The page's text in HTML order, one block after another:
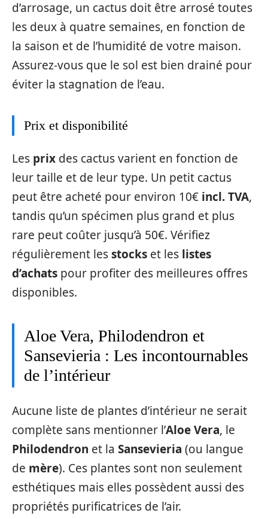
d’arrosage, un cactus doit être arrosé toutes
les deux à quatre semaines, en fonction de
la saison et de l’humidité de votre maison.
Assurez-vous que le sol est bien drainé pour
éviter la stagnation de l’eau.
Prix et disponibilité
Les prix des cactus varient en fonction de
leur taille et de leur type. Un petit cactus
peut être acheté pour environ 10€ incl. TVA,
tandis qu’un spécimen plus grand et plus
rare peut coûter jusqu’à 50€. Vérifiez
régulièrement lesstocks et les listes
d’achats pour profiter des meilleures offres
disponibles.
Aloe Vera, Philodendron et
Sansevieria : Les incontournables
de l’intérieur
Aucune liste de plantes d’intérieur ne serait
complète sans mentionner l’Aloe Vera, le
Philodendron et la Sansevieria (ou langue
de mère). Ces plantes sont non seulement
esthétiques mais elles possèdent aussi des
propriétés purificatrices de l’air.